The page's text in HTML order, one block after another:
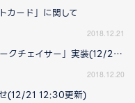
カード」に関して
2018.12.21
大型アップデート「ダークチェイサー」実装(12/21 12:10更新)
2018.12.20
(12/21 12:30更新)